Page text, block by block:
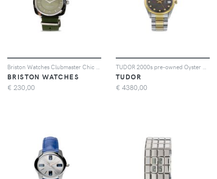
BRISTON WATCHES
€ 230,00
TUDOR
€ 4380,00